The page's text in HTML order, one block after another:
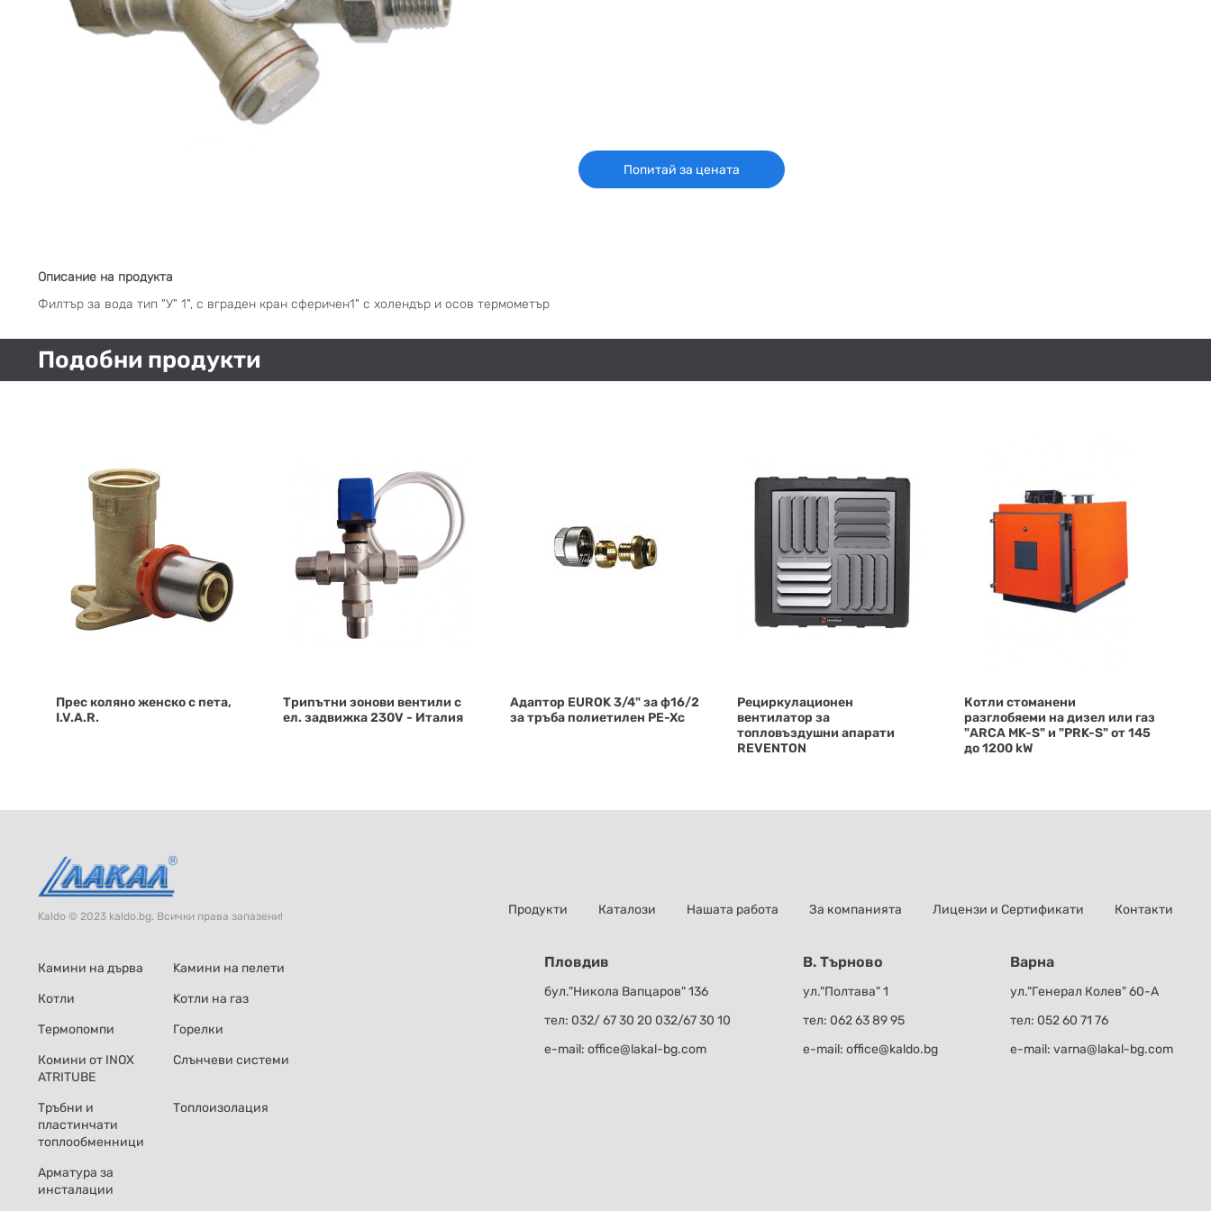
Попитай за цената
Описание на продукта
Филтър за вода тип "У" 1", с вграден кран сферичен1" с холендър и осов термометър
Подобни продукти
Прес коляно женско с пета,
I.V.A.R.
Трипътни зонови вентили с
ел. задвижка 230V - Италия
Адаптор EUROK 3/4" за ф16/2
за тръба полиетилен PE-Xc
Рециркулационен
вентилатор за
топловъздушни апарати
REVENTON
Котли стоманени
разглобяеми на дизел или газ
"ARCA MK-S" и "PRK-S" от 145
до 1200 kW
Kaldo © 2023 kaldo.bg. Всички права запазени!
Камини на дърва
Kамини на пелети
Котли
Kотли на газ
Термопомпи
Горелки
Комини от INOX
ATRITUBE
Слънчеви системи
Тръбни и
пластинчати
топлообменници
Топлоизолация
Арматура за
инсталации
Продукти Каталози Нашата работа За компанията Лицензи и Сертификати Контакти
Пловдив
бул."Никола Вапцаров" 136
тел: 032/ 67 30 20 032/67 30 10
е-mail: office@lakal-bg.com
В. Търново
ул."Полтава" 1
тел: 062 63 89 95
е-mail: office@kaldo.bg
Варна
ул."Генерал Колев" 60-А
тел: 052 60 71 76
е-mail: varna@lakal-bg.com